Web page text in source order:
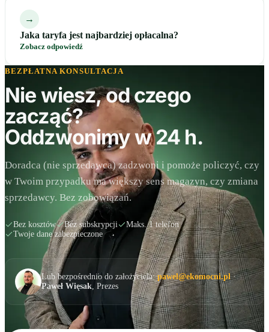
→
Jaka taryfa jest najbardziej opłacalna?
Zobacz odpowiedź
BEZPŁATNA KONSULTACJA
Nie wiesz, od czego
zacząć?
Oddzwonimy w 24 h.
Doradca (nie sprzedawca) zadzwoni i pomoże policzyć, czy
w Twoim przypadku ma większy sens magazyn, czy zmiana
sprzedawcy. Bez zobowiązań.
Bez kosztów Bez subskrypcji
Maks. 1 telefon
Twoje dane zabezpieczone
Lub bezpośrednio do założyciela:pawel@ekomocni.pl·
Paweł Więsak, Prezes